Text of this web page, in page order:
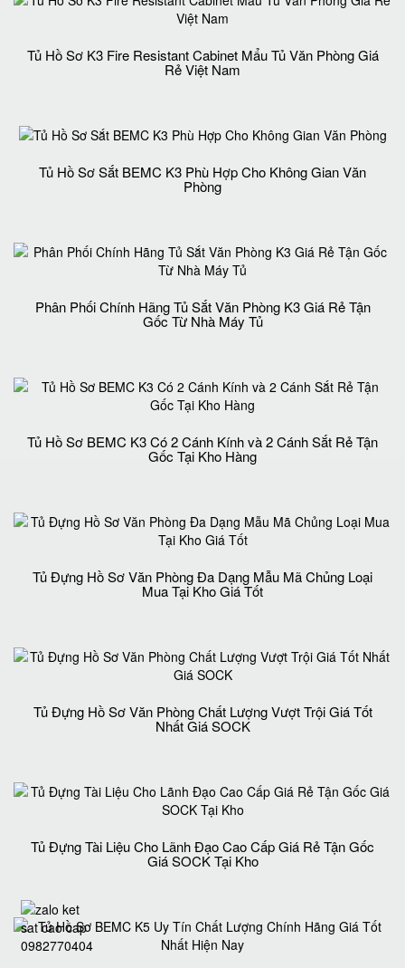
Tủ Hồ Sơ K3 Fire Resistant Cabinet Mẩu Tủ Văn Phòng Giá
Rẻ Việt Nam
Tủ Hồ Sơ Sắt BEMC K3 Phù Hợp Cho Không Gian Văn
Phòng
Phân Phối Chính Hãng Tủ Sắt Văn Phòng K3 Giá Rẻ Tận
Gốc Từ Nhà Máy Tủ
Tủ Hồ Sơ BEMC K3 Có 2 Cánh Kính và 2 Cánh Sắt Rẻ Tận
Gốc Tại Kho Hàng
Tủ Đựng Hồ Sơ Văn Phòng Đa Dạng Mẫu Mã Chủng Loại
Mua Tại Kho Giá Tốt
Tủ Đựng Hồ Sơ Văn Phòng Chất Lượng Vượt Trội Giá Tốt
Nhất Giá SOCK
Tủ Đựng Tài Liệu Cho Lãnh Đạo Cao Cấp Giá Rẻ Tận Gốc
Giá SOCK Tại Kho